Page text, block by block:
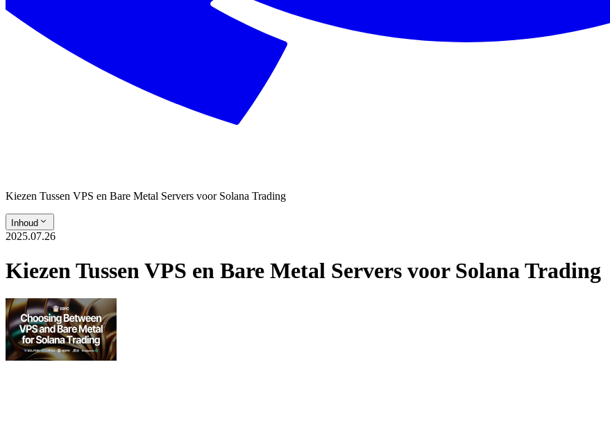
Kiezen Tussen VPS en Bare Metal Servers voor Solana Trading
Inhoud
2025.07.26
Kiezen Tussen VPS en Bare Metal Servers voor Solana Trading